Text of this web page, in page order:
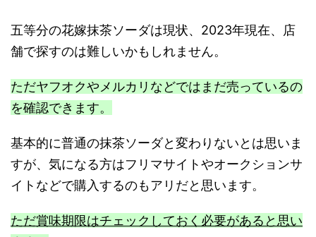
五等分の花嫁抹茶ソーダは現状、2023年現在、店
舗で探すのは難しいかもしれません。
ただヤフオクやメルカリなどではまだ売っているの
を確認できます。
基本的に普通の抹茶ソーダと変わりないとは思いま
すが、気になる方はフリマサイトやオークションサ
イトなどで購入するのもアリだと思います。
ただ賞味期限はチェックしておく必要があると思い